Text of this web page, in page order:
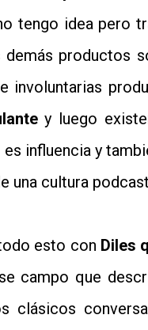
tengo idea pero
productos
involuntarias
y luego
influencia y
una cultura
esto con Diles
campo que
clásicos